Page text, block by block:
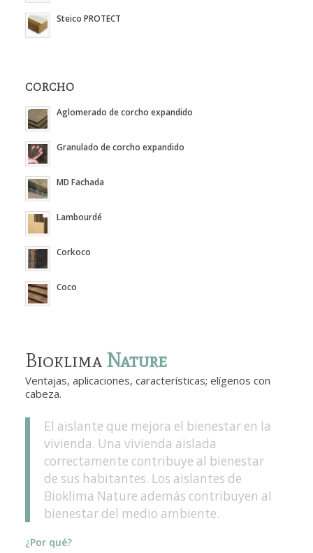
Steico PROTECT
CORCHO
Aglomerado de corcho expandido
Granulado de corcho expandido
MD Fachada
Lambourdé
Corkoco
Coco
Bioklima Nature
Ventajas, aplicaciones, características; elígenos con
cabeza.
El aislante que mejora el bienestar en la
vivienda. Una vivienda aislada
correctamente contribuye al bienestar
de sus habitantes. Los aislantes de
Bioklima Nature además contribuyen al
bienestar del medio ambiente.
¿Por qué?